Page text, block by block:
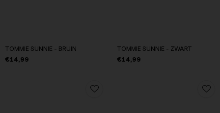
TOMMIE SUNNIE - BRUIN
€14,99
TOMMIE SUNNIE - ZWART
€14,99